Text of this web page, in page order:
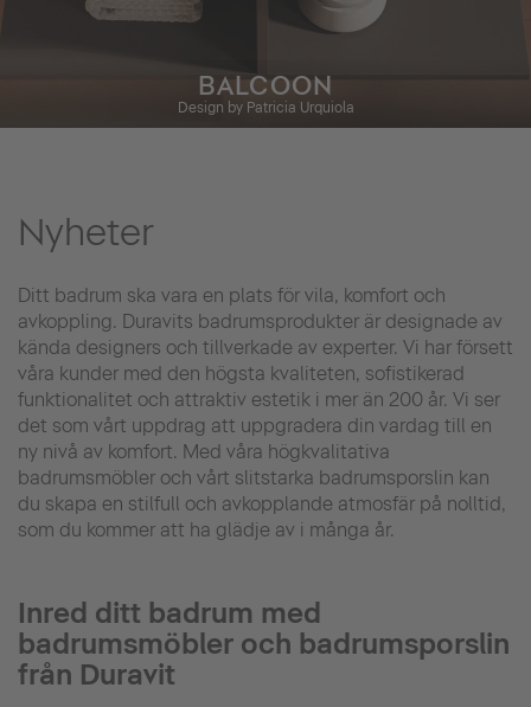
BALCOON
Design by Patricia Urquiola
Nyheter
Ditt badrum ska vara en plats för vila, komfort och
avkoppling. Duravits badrumsprodukter är designade av
kända designers och tillverkade av experter. Vi har försett
våra kunder med den högsta kvaliteten, sofistikerad
funktionalitet och attraktiv estetik i mer än 200 år. Vi ser
det som vårt uppdrag att uppgradera din vardag till en
ny nivå av komfort. Med våra högkvalitativa
badrumsmöbler och vårt slitstarka badrumsporslin kan
du skapa en stilfull och avkopplande atmosfär på nolltid,
som du kommer att ha glädje av i många år.
Inred ditt badrum med
badrumsmöbler och badrumsporslin
från Duravit